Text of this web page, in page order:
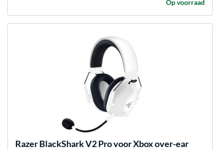
Op voorraad
RazerBlackShark V2 Pro voor Xbox over-ear